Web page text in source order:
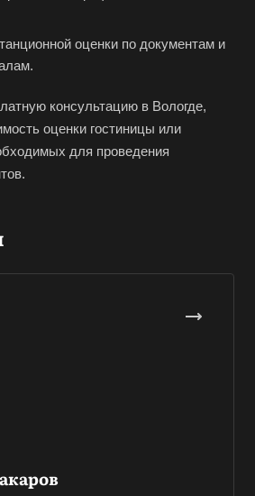
оценки по документам и
консультацию в Вологде,
оценки гостиницы или
для проведения